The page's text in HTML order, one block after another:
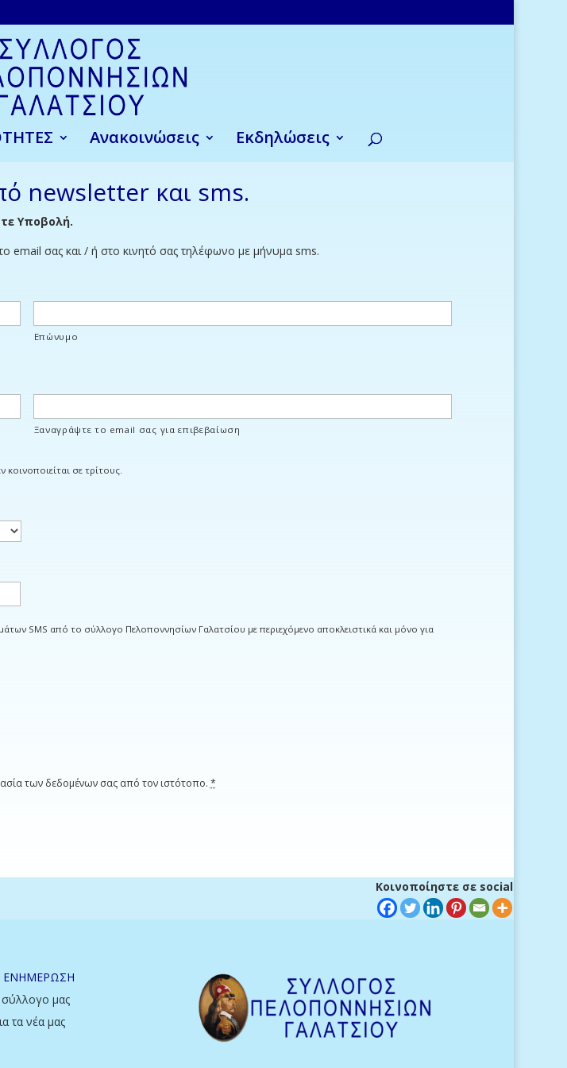
Ανακοινώσεις Εκδηλώσεις
newsletter και sms.
Υποβολή.
email σας και / ή στο κινητό σας τηλέφωνο με μήνυμα sms.
Επώνυμο
Ξαναγράψτε το email σας για επιβεβαίωση
σε τρίτους.
SMS από τo σύλλογο Πελοποννησίων Γαλατσίου με περιεχόμενο αποκλειστικά και μόνο για
των δεδομένων σας από τον ιστότοπο. *
Κοινοποίηστε σε social
σύλλογο μας
τα νέα μας